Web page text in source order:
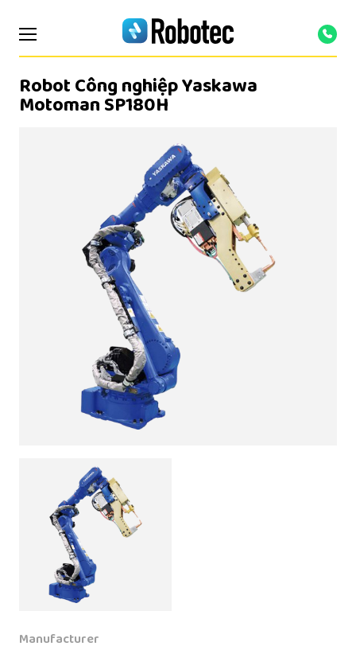
Robot Công nghiệp Yaskawa
Motoman SP180H
Manufacturer